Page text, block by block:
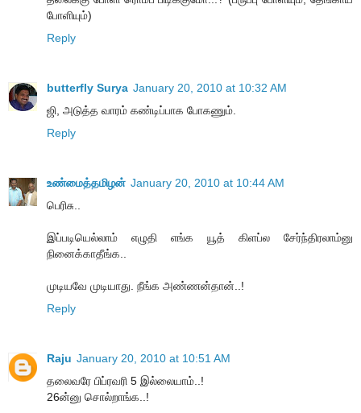
போளியும்)
Reply
butterfly Surya January 20, 2010 at 10:32 AM
ஜி, அடுத்த வாரம் கண்டிப்பாக போகணும்.
Reply
உண்மைத்தமிழன் January 20, 2010 at 10:44 AM
பெரிசு..
இப்படியெல்லாம் எழுதி எங்க யூத் கிளப்ல சேர்ந்திரலாம்னு
நினைக்காதீங்க..
முடியவே முடியாது. நீங்க அண்ணன்தான்..!
Reply
Raju January 20, 2010 at 10:51 AM
தலைவரே பிப்ரவரி 5 இல்லையாம்..!
26ன்னு சொல்றாங்க..!